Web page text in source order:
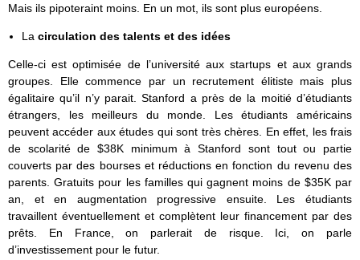
Mais ils pipoteraint moins. En un mot, ils sont plus européens.
La circulation des talents et des idées
Celle-ci est optimisée de l’université aux startups et aux grands
groupes. Elle commence par un recrutement élitiste mais plus
égalitaire qu’il n’y parait. Stanford a près de la moitié d’étudiants
étrangers, les meilleurs du monde. Les étudiants américains
peuvent accéder aux études qui sont très chères. En effet, les frais
de scolarité de $38K minimum à Stanford sont tout ou partie
couverts par des bourses et réductions en fonction du revenu des
parents. Gratuits pour les familles qui gagnent moins de $35K par
an, et en augmentation progressive ensuite. Les étudiants
travaillent éventuellement et complètent leur financement par des
prêts. En France, on parlerait de risque. Ici, on parle
d’investissement pour le futur.